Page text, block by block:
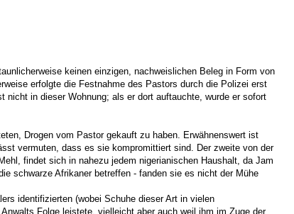
keinen einzigen, nachweislichen Beleg in Form von
erfolgte die Festnahme des Pastors durch die Polizei erst
nicht in dieser Wohnung; als er dort auftauchte, wurde er sofort
Drogen vom Pastor gekauft zu haben. Erwähnenswert ist
vermuten, dass es sie kompromittiert sind. Der zweite von der
findet sich in nahezu jedem nigerianischen Haushalt, da Jam
schwarze Afrikaner betreffen - fanden sie es nicht der Mühe
identifizierten (wobei Schuhe dieser Art in vielen
Folge leistete, vielleicht aber auch weil ihm im Zuge der